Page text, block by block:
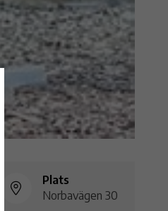
Plats
Norbavägen 30